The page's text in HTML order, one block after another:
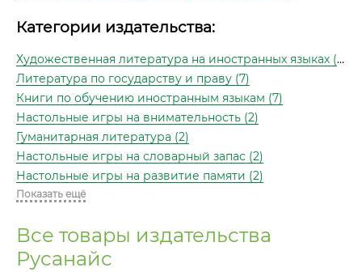
Категории издательства:
Художественная литература на иностранных языках (10)
Литература по государству и праву (7)
Книги по обучению иностранным языкам (7)
Настольные игры на внимательность (2)
Гуманитарная литература (2)
Настольные игры на словарный запас (2)
Настольные игры на развитие памяти (2)
Показать ещё
Все товары издательства
Русанайс